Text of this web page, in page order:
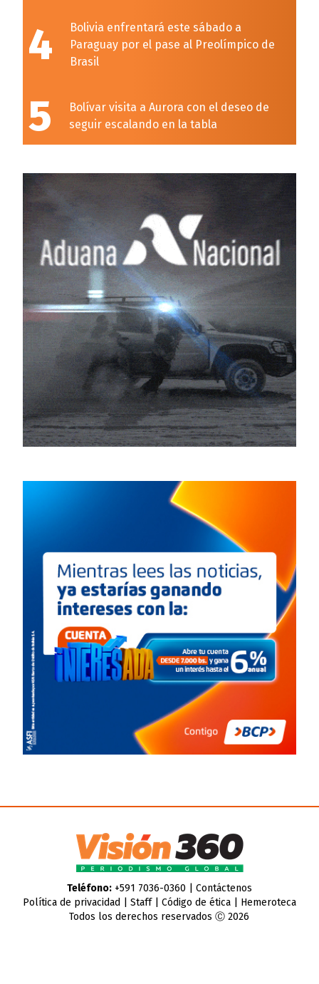
4
Bolivia enfrentará este sábado a
Paraguay por el pase al Preolímpico de
Brasil
5
Bolívar visita a Aurora con el deseo de
seguir escalando en la tabla
Teléfono:+591 7036-0360 | Contáctenos
Política de privacidad
Staff| Código de ética| Hemeroteca
Todos los derechos reservados Ⓒ 2026